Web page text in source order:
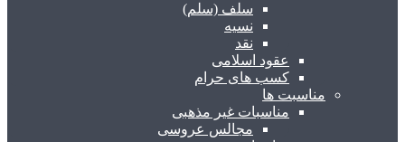
سلف (سلم)
نسیه
نقد
عقود اسلامی
کسب های حرام
مناسبت ها
مناسبات غیر مذهبی
مجالس عروسی